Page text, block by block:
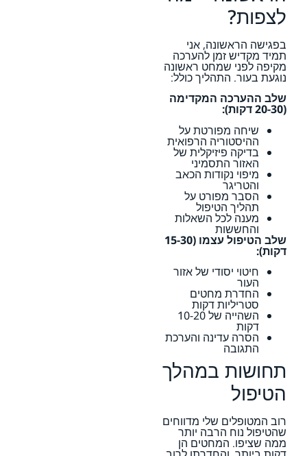
לצפות?
בפגישה הראשונה, אני
תמיד מקדיש זמן להערכה
מקיפה לפני שמחט ראשונה
נוגעת בעור. התהליך כולל:
שלב ההערכה המקדימה
(20-30 דקות):
שיחה מפורטת על
ההיסטוריה הרפואית
בדיקה פיזיקלית של
האזור התסמיני
מיפוי נקודות הכאב
והטריגר
הסבר מפורט על
תהליך הטיפול
מענה לכל השאלות
והחששות
שלב הטיפול עצמו (15-30
דקות):
חיטוי יסודי של אזור
העור
החדרת מחטים
סטריליות דקות
השהייה של 10-20
דקות
הסרה עדינה והערכת
התגובה
תחושות במהלך
הטיפול
רוב המטופלים שלי מדווחים
שהטיפול נוח הרבה יותר
ממה שציפו. המחטים הן